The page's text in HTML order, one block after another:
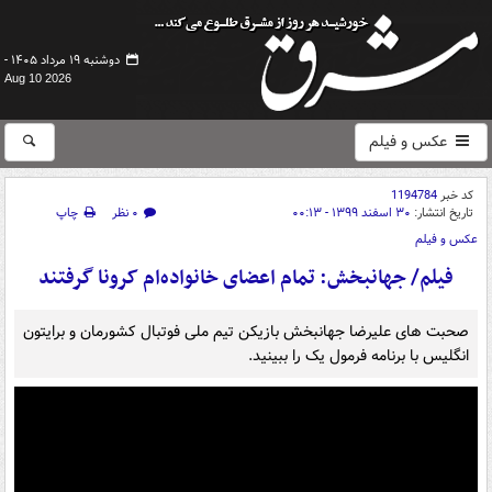
دوشنبه ۱۹ مرداد ۱۴۰۵ -
Aug 10 2026
عکس و فیلم
کد خبر1194784
تاریخ انتشار: ۳۰ اسفند ۱۳۹۹ - ۰۰:۱۳ ۰ نظر
چاپ
عکس و فیلم
فیلم/ جهانبخش: تمام اعضای خانواده‌ام کرونا گرفتند
صحبت های علیرضا جهانبخش بازیکن تیم ملی فوتبال کشورمان و برایتون
انگلیس با برنامه فرمول یک را ببینید.